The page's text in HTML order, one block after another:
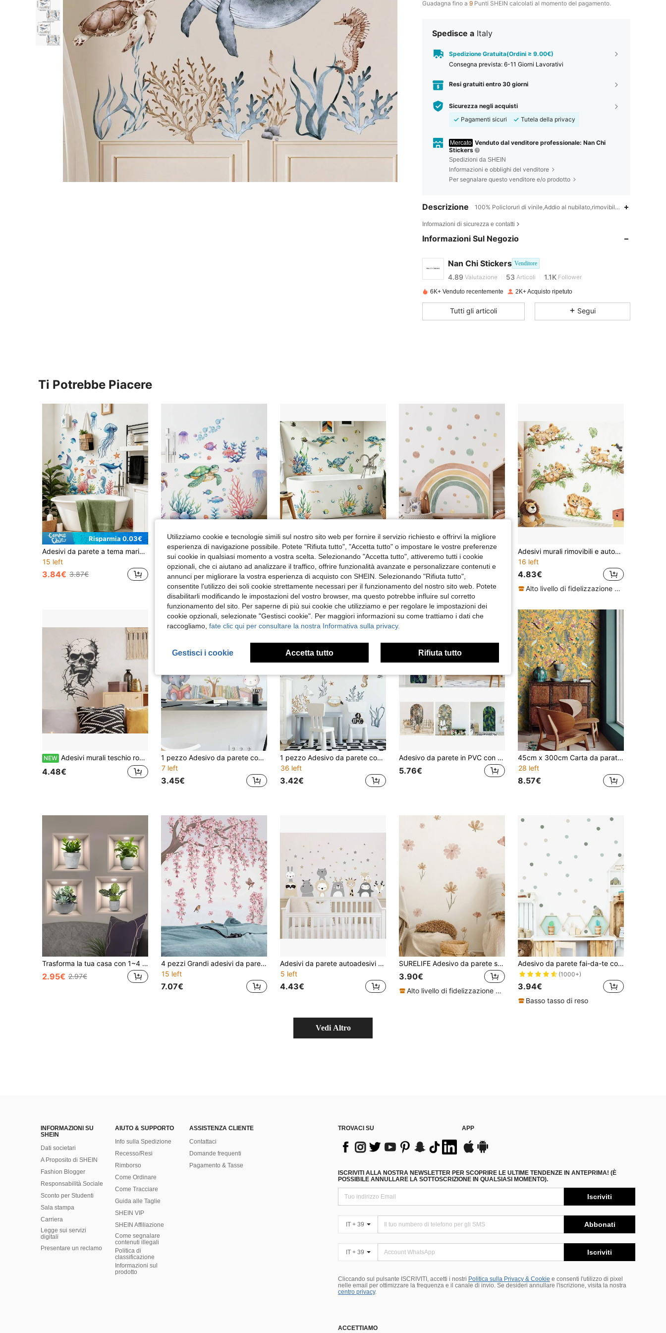
Guadagna fino a 9 Punti SHEIN calcolati al momento del pagamento.
Spedisce a Italy
Spedizione Gratuita(Ordini ≥ 9.00€)
Consegna prevista: 6-11 Giorni Lavorativi
Resi gratuiti entro 30 giorni
Sicurezza negli acquisti
Pagamenti sicuri
Tutela della privacy
Mercato Venduto dal venditore professionale: Nan Chi
Stickers
Spedizioni da SHEIN
Informazioni e obblighi del venditore
Per segnalare questo venditore e/o prodotto
Descrizione 100% Policloruri di vinile,Addio al
Informazioni di sicurezza e contatti
Informazioni Sul Negozio
Nan Chi Stickers Venditore
4.89 Valutazione 53 Articoli 1.1K Follower
4.89
4.89 1.1K
4.89
4.89 1.1K
6K+ Venduto recentemente 2K+ Acquisto ripetuto
Tutti gli articoli Segui
Ti Potrebbe Piacere
Risparmia 0.03€
Adesivi da parete a tema marino con elementi di medusa / sirena / tartaruga marina / balena, adatti per stile Ins, stile nordico, stile marino e altri stili di decorazione per la casa. Adesivi decorativi da parete in PVC impermeabile, autoadesivi e rimovibili per bagno / vasca da bagno.
15 left
3.84€ 3.87€
1 pezzo Adesivo rimovibile impermeabile in vinile con medusa, pesce, conchiglia, elementi marini, con tartaruga, per decorazione di bagno e toilette, adesivi per coperchi del water, decorazione da bagno rimovibile, adesivi autoadesivi, accessori per la casa, decalcomanie in vinile per decorazione domestica, decorazione primaverile, per rendere la tua casa ancora più nuova, adesivi per decorazione natalizia, regali di compleanno e laurea, decorazione da parete per camera da letto, soggiorno, casa
3.48€
1 Set 2 pezzi Adesivi murali a tema marino, tartaruga marina e alghe; rimovibili, autoadesivi, impermeabili in PVC; adatti per camere da letto, bagni, vasche da bagno, camerette per bambini e decorazione della casa.
18 left
4.74€
17 left
4.98€
Adesivi murali rimovibili e autoadesivi di animali, decalcomanie da parete di leoni selvatici della giungla, in materiale vinilico impermeabile, adatti per camera dei bambini, asilo nido, camera da letto, sala giochi, aula, decorazione della casa
16 left
4.83€
Alto livello di fidelizzazione dei clienti
NEW Adesivi murali teschio rosa scheletro scuro e terrificante, stile orrore, per festa di Ognissanti, decorazione per bagno, camera da letto, soggiorno
4.48€
1 pezzo Adesivo da parete con elefante e coniglio carini e a fumetti, in lettura, rimovibile per camera da letto, soggiorno, camera dei bambini, scuola
7 left
3.45€
1 pezzo Adesivo da parete con animali e mondo sottomarino, decorazione da parete per camera, decalcomania per camera da letto, soggiorno, ingresso, sfondo murale, abbellimento da parete impermeabile, anti-olio, autoadesivo e rimovibile, per camera, casa, parete, bagno, decorazione camera da letto.
36 left
3.42€
Adesivo da parete in PVC con motivo animale ad arco bohémien, 1 pezzo | Carta da parati autoadesiva per soggiorno, camera da letto e decorazione della casa, finitura semiopaca, installazione multifaccettata
5.76€
45cm x 300cm Carta da parati adesiva vintage con motivo di uccelli, foglie e fiori, rimovibile e impermeabile
28 left
8.57€
Trasforma la tua casa con 1~4 pezzi di adesivi murali verdi per piante, decorazione domestica, adesivi impermeabili - perfetti per soggiorno, camera da letto, matrimonio, compleanno e altro!, adesivi, adesivi murali, adesivi in vinile per decorazioni domestiche, articoli per decorazioni primaverili per rinnovare la tua casa, adesivi decorativi per feste, regali di laurea
2.95€ 2.97€
4 pezzi Grandi adesivi da parete rosa con rami di ciliegio e uccelli, albero di ciliegio con volpe, coniglio, riccio, farfalla e piccoli animali, adesivi in vinile rimovibili e autoadesivi fai-da-te, adatti per soggiorno, camera da letto, parete TV, corridoio, camera dei bambini, adesivi decorativi per pareti domestiche calde
15 left
7.07€
Adesivi da parete autoadesivi con animali sorridenti carini, stile cartoni animati INS, decorazioni per camera dei bambini e asilo
5 left
4.43€
SURELIFE Adesivo da parete stile bohémien con motivo floreale, decorazione da camera da letto e soggiorno in stile acquerello, adesivo in PVC rimovibile, opera d'arte da parete, adesivo, decalcomania da parete, adesivo in vinile, decorazione per la casa, decorazione primaverile, rinnovo della casa, adesivo decorativo Rama, regalo per compleanni e lauree, decalcomania da parete, decorazione per la stanza, decorazione per la casa, carta da parati
3.90€
Alto livello di fidelizzazione dei clienti
Adesivo da parete fai-da-te con stampa a pois, decalcomania da parete in PVC autoadesiva per decorazione della casa, adesivi, decalcomania da parete, decalcomania in vinile per decorazioni domestiche, articoli per decorazioni primaverili per rinnovare la tua casa, adesivi decorativi per feste, regali per compleanni e lauree
(1000+)
3.94€
Basso tasso di reso
Vedi Altro
INFORMAZIONI SU
SHEIN
Dati societari
A Proposito di SHEIN
Fashion Blogger
Responsabilità Sociale
Sconto per Studenti
Sala stampa
Carriera
Legge sui servizi
digitali
Presentare un reclamo
AIUTO & SUPPORTO
Info sulla Spedizione
Recesso/Resi
Rimborso
Come Ordinare
Come Tracciare
Guida alle Taglie
SHEIN VIP
SHEIN Affiliazione
Come segnalare
contenuti illegali
Politica di
classificazione
​Informazioni sul
prodotto
ASSISTENZA CLIENTE
Contattaci
Domande frequenti
Pagamento & Tasse
TROVACI SU APP
ISCRIVITI ALLA NOSTRA NEWSLETTER PER SCOPRIRE LE ULTIME TENDENZE IN ANTEPRIMA! (È
POSSIBILE ANNULLARE LA SOTTOSCRIZIONE IN QUALSIASI MOMENTO).
Iscriviti
IT + 39 Abbonati
IT + 39 Iscriviti
Cliccando sul pulsante ISCRIVITI, accetti i nostri Politica sulla Privacy & Cookie e consenti l'utilizzo di pixel
nelle email per ottimizzare la frequenza e il canale di invio. Se desideri annullare l'iscrizione, visita la nostra
centro privacy.
ACCETTIAMO
Utilizziamo cookie e tecnologie simili sul nostro sito web per fornire il servizio richiesto e offrirvi la migliore
esperienza di navigazione possibile. Potete "Rifiuta tutto", "Accetta tutto" o impostare le vostre preferenze
sui cookie in qualsiasi momento a vostra scelta. Selezionando "Accetta tutto", attiveremo tutti i cookie
opzionali, che ci aiutano ad analizzare il traffico, offrire funzionalità avanzate e personalizzare contenuti e
annunci per migliorare la vostra esperienza di acquisto con SHEIN. Selezionando "Rifiuta tutto",
consentite l'utilizzo dei soli cookie strettamente necessari per il funzionamento del nostro sito web. Potete
disabilitarli modificando le impostazioni del vostro browser, ma questo potrebbe influire sul corretto
funzionamento del sito. Per saperne di più sui cookie che utilizziamo e per regolare le impostazioni dei
cookie opzionali, selezionate "Gestisci cookie". Per maggiori informazioni su come trattiamo i dati che
raccogliamo, fate clic qui per consultare la nostra Informativa sulla privacy.
Gestisci i cookie Accetta tutto Rifiuta tutto